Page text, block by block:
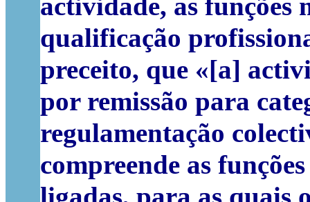
actividade, as funções
qualificação
preceito, que «[a]
por remissão para
regulamentação
compreende as